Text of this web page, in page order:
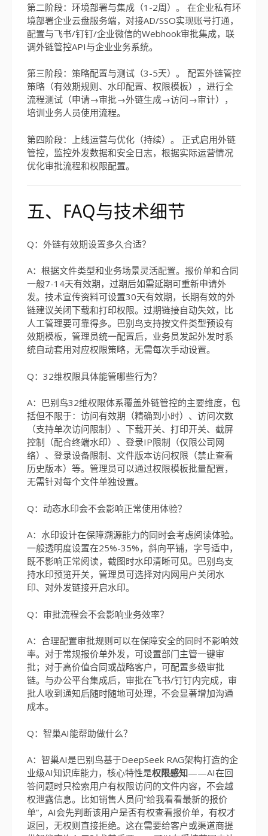
第二阶段：环境部署与集成（1-2周）。 在企业私有环
境部署企业云盘服务端，对接AD/SSO实现账号打通，
配置与飞书/钉钉/企业微信的Webhook审批集成，联
调外链管控API与企业业务系统。
第三阶段：策略配置与测试（3-5天）。 配置外链管控
策略（有效期规则、水印配置、权限模板），进行全
流程测试（申请→审批→外链生成→访问→审计），
培训业务人员使用流程。
第四阶段：上线运营与优化（持续）。 正式启用外链
管控，监控外发数据和安全日志，根据实际运营情况
优化审批流程和权限配置。
五、FAQ与技术细节
Q：外链有效期设置多久合适？
A：根据文件类型和业务场景灵活配置。报价单和合同
一般7-14天有效期，过期后如需延期可重新申请外
发。技术宣传资料可设置30天有效期，长期有效的外
链建议关闭下载和打印权限。过期链接自动失效，比
人工管理要可靠得多。巴别鸟支持按文件类型预设有
效期模板，管理员统一配置后，业务员发起外发时系
统自动套用对应权限策略，无需每次手动设置。
Q：32维权限具体能管哪些行为？
A：巴别鸟32维权限体系覆盖外链管控的主要维度，包
括但不限于：访问有效期（精确到小时）、访问次数
（支持单次访问限制）、下载开关、打印开关、截屏
控制（配合终端水印）、登录IP限制（仅限公司网
络）、登录设备限制、文件版本访问权限（禁止查看
历史版本）等。管理员可以通过权限模板批量配置，
无需针对每个文件单独设置。
Q：动态水印会不会影响正常使用体验？
A：水印设计在保障溯源能力的同时会考虑阅读体验。
一般透明度设置在25%-35%，斜向平铺，字号适中，
既不影响正常阅读，截图时水印清晰可见。巴别鸟支
持水印预览开关，管理员可选择对内网用户关闭水
印、对外发链接开启水印。
Q：审批流程会不会影响业务效率？
A：合理配置审批规则可以在保障安全的同时不影响效
率。对于常规报价单外发，可设置部门主管一键审
批；对于高价值合同或战略客户，可配置多级审批
链。与办公平台集成后，审批在飞书/钉钉内完成，审
批人收到通知后随时随地可处理，不会显著增加沟通
成本。
Q：智巢AI能帮助做什么？
A：智巢AI是巴别鸟基于DeepSeek RAG架构打造的企
业级AI知识库能力，核心特性是权限感知——AI在回
答问题时只检索用户有权限访问的文件内容，不会越
权泄露信息。比如销售人员问”给我看看最新的报价
单”，AI会先判断该用户是否有权查看报价单，有权才
返回，无权则直接拒绝。这在需要给客户或渠道商提